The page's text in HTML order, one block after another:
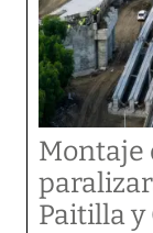
Montaje
Paitilla y